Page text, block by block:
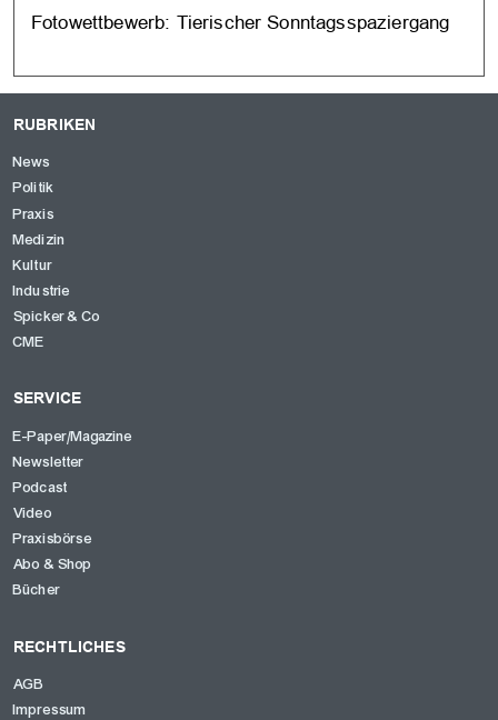
Fotowettbewerb: Tierischer Sonntagsspaziergang
RUBRIKEN
News
Politik
Praxis
Medizin
Kultur
Industrie
Spicker & Co
CME
SERVICE
E-Paper/Magazine
Newsletter
Podcast
Video
Praxisbörse
Abo & Shop
Bücher
RECHTLICHES
AGB
Impressum